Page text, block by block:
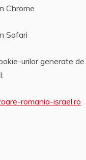
Chrome
Safari
urilor generate
romania-israel.ro